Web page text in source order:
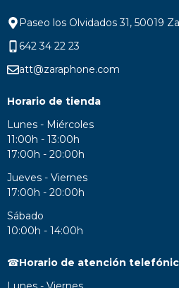
Paseo los Olvidados 31, 50019
642 34 22 23
att@zaraphone.com
Horario de tienda
Lunes - Miércoles
11:00h - 13:00h
17:00h - 20:00h
Jueves - Viernes
17:00h - 20:00h
Sábado
10:00h - 14:00h
☎Horario de atención